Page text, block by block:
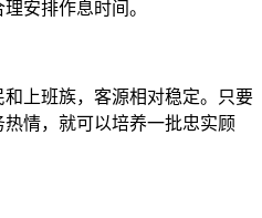
安排作息时间。
上班族，客源相对稳定。只要
情，就可以培养一批忠实顾